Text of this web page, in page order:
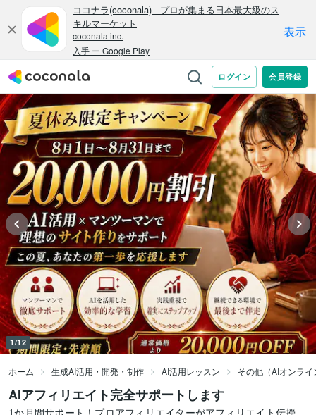
1/12
ホーム 生成AI活用・開発・制作 AI活用レッスン その他（AIオンラ
AIアフィリエイト完全サポートします